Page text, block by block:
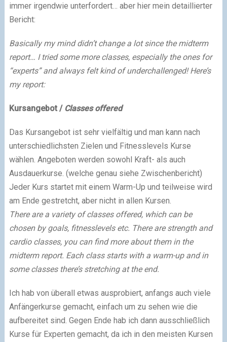
immer irgendwie unterfordert… aber hier mein detaillierter
Bericht:
Basically my mind didn’t change a lot since the midterm
report… I tried some more classes, especially the ones for
“experts” and always felt kind of underchallenged! Here’s
my report:
Kursangebot / Classes offered
Das Kursangebot ist sehr vielfältig und man kann nach
unterschiedlichsten Zielen und Fitnesslevels Kurse
wählen. Angeboten werden sowohl Kraft- als auch
Ausdauerkurse. (welche genau siehe Zwischenbericht)
Jeder Kurs startet mit einem Warm-Up und teilweise wird
am Ende gestretcht, aber nicht in allen Kursen.
There are a variety of classes offered, which can be
chosen by goals, fitnesslevels etc. There are strength and
cardio classes, you can find more about them in the
midterm report. Each class starts with a warm-up and in
some classes there’s stretching at the end.
Ich hab von überall etwas ausprobiert, anfangs auch viele
Anfängerkurse gemacht, einfach um zu sehen wie die
aufbereitet sind. Gegen Ende hab ich dann ausschließlich
Kurse für Experten gemacht, da ich in den meisten Kursen